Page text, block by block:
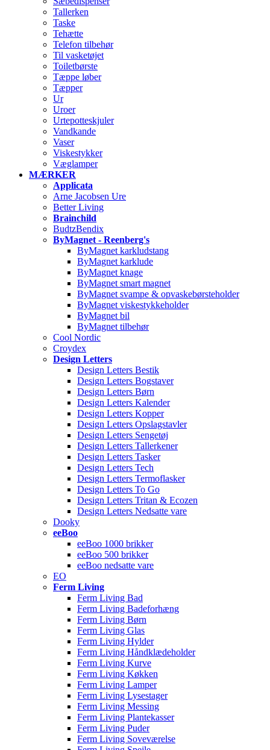
Tallerken
Taske
Tehætte
Telefon tilbehør
Til vasketøjet
Toiletbørste
Tæppe løber
Tæpper
Ur
Uroer
Urtepotteskjuler
Vandkande
Vaser
Viskestykker
Væglamper
MÆRKER
Applicata
Arne Jacobsen Ure
Better Living
Brainchild
BudtzBendix
ByMagnet - Reenberg's
ByMagnet karkludstang
ByMagnet karklude
ByMagnet knage
ByMagnet smart magnet
ByMagnet svampe & opvaskebørsteholder
ByMagnet viskestykkeholder
ByMagnet bil
ByMagnet tilbehør
Cool Nordic
Croydex
Design Letters
Design Letters Bestik
Design Letters Bogstaver
Design Letters Børn
Design Letters Kalender
Design Letters Kopper
Design Letters Opslagstavler
Design Letters Sengetøj
Design Letters Tallerkener
Design Letters Tasker
Design Letters Tech
Design Letters Termoflasker
Design Letters To Go
Design Letters Tritan & Ecozen
Design Letters Nedsatte vare
Dooky
eeBoo
eeBoo 1000 brikker
eeBoo 500 brikker
eeBoo nedsatte vare
EO
Ferm Living
Ferm Living Bad
Ferm Living Badeforhæng
Ferm Living Børn
Ferm Living Glas
Ferm Living Hylder
Ferm Living Håndklædeholder
Ferm Living Kurve
Ferm Living Køkken
Ferm Living Lamper
Ferm Living Lysestager
Ferm Living Messing
Ferm Living Plantekasser
Ferm Living Puder
Ferm Living Soveværelse